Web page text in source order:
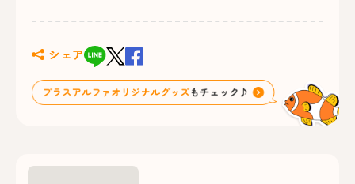
シェア